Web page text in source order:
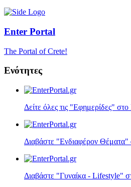
Enter Portal
The Portal of Crete!
Ενότητες
Δείτε όλες τις "Εφημερίδες"
Διαβάστε "Ενδιαφέρον
Διαβάστε "Γυναίκα - Lifestyle"